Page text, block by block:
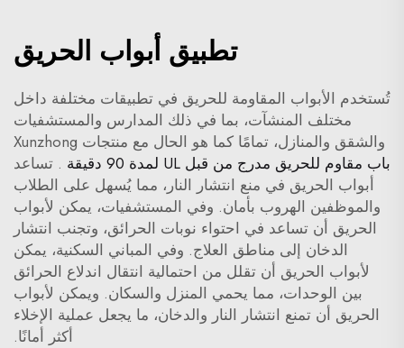
تطبيق أبواب الحريق
تُستخدم الأبواب المقاومة للحريق في تطبيقات مختلفة داخل
مختلف المنشآت، بما في ذلك المدارس والمستشفيات
والشقق والمنازل، تمامًا كما هو الحال مع منتجات Xunzhong
باب مقاوم للحريق مدرج من قبل UL لمدة 90 دقيقة
. تساعد
أبواب الحريق في منع انتشار النار، مما يُسهل على الطلاب
والموظفين الهروب بأمان. وفي المستشفيات، يمكن لأبواب
الحريق أن تساعد في احتواء نوبات الحرائق، وتجنب انتشار
الدخان إلى مناطق العلاج. وفي المباني السكنية، يمكن
لأبواب الحريق أن تقلل من احتمالية انتقال اندلاع الحرائق
بين الوحدات، مما يحمي المنزل والسكان. ويمكن لأبواب
الحريق أن تمنع انتشار النار والدخان، ما يجعل عملية الإخلاء
أكثر أمانًا.